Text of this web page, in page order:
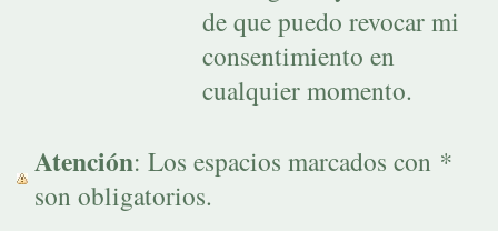
de que puedo revocar mi
consentimiento en
cualquier momento.
Atención : Los espacios marcados con *
son obligatorios.